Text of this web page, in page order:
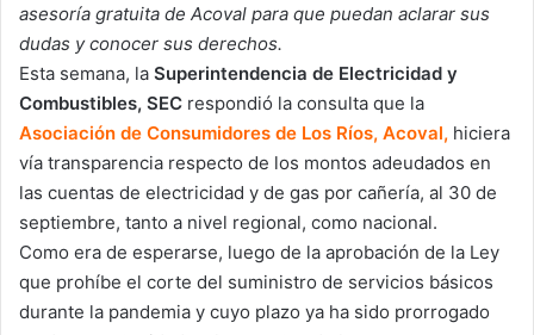
asesoría gratuita de Acoval para que puedan aclarar sus
dudas y conocer sus derechos.
Esta semana, la Superintendencia de Electricidad y
Combustibles, SEC respondió la consulta que la
Asociación de Consumidores de Los Ríos, Acoval, hiciera
vía transparencia respecto de los montos adeudados en
las cuentas de electricidad y de gas por cañería, al 30 de
septiembre, tanto a nivel regional, como nacional.
Como era de esperarse, luego de la aprobación de la Ley
que prohíbe el corte del suministro de servicios básicos
durante la pandemia y cuyo plazo ya ha sido prorrogado